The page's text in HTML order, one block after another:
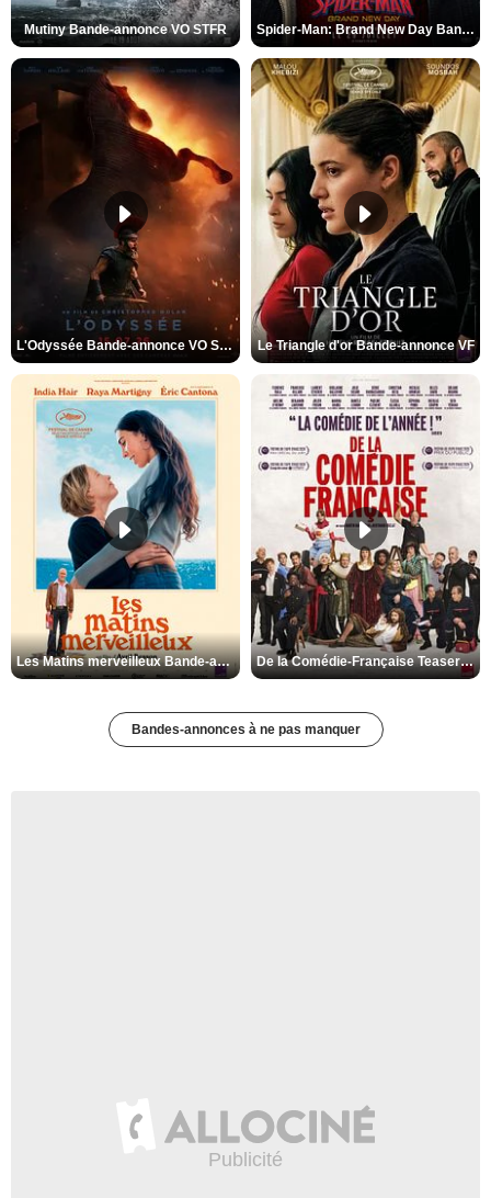
Mutiny Bande-annonce VO STFR Spider-Man: Brand New Day Bande-annonce VO STFR
L'Odyssée Bande-annonce VO STFR Le Triangle d'or Bande-annonce VF
Les Matins merveilleux Bande-annonce VF De la Comédie-Française Teaser VF
Bandes-annonces à ne pas manquer